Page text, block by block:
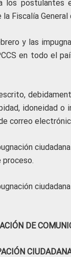
los
Fiscalía General
y las
en todo el
idoneidad
correo
DE